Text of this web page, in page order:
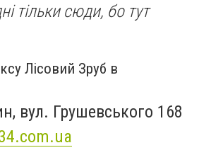
тільки сюди, бо тут
Лісовий Зруб в
вул. Грушевського 168